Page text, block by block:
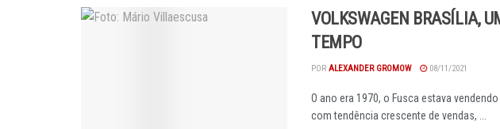
VOLKSWAGEN BRASÍLIA,
TEMPO
POR ALEXANDER GROMOW 08/11/2021
O ano era 1970, o Fusca estava
com tendência crescente de vendas, ...